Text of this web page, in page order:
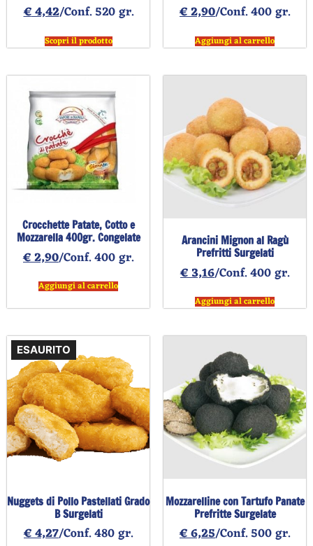
€4,42/Conf. 520 gr.
Scopri il prodotto
€2,90/Conf. 400 gr.
Aggiungi al carrello
Crocchette Patate, Cotto e
Mozzarella 400gr. Congelate
€2,90/Conf. 400 gr.
Aggiungi al carrello
Arancini Mignon al Ragù
Prefritti Surgelati
€3,16/Conf. 400 gr.
Aggiungi al carrello
ESAURITO
Nuggets di Pollo Pastellati Grado
B Surgelati
€4,27/Conf. 480 gr.
Mozzarelline con Tartufo Panate
Prefritte Surgelate
€6,25/Conf. 500 gr.